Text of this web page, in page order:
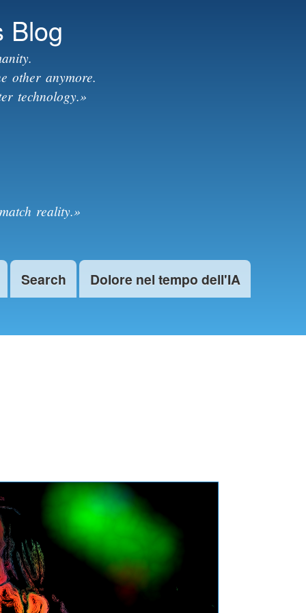
Blog
other anymore.
technology.»
reality.»
Search Dolore nel tempo dell'IA